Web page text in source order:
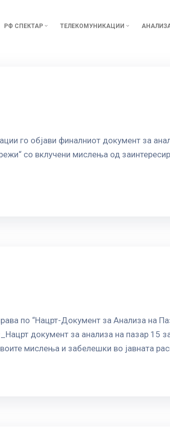
РФ СПЕКТАР ТЕЛЕКОМУНИКАЦИИ
го објави финалниот документ за
со вклучени мислења од
по “Нацрт-Документ за Анализа на
документ за анализа на пазар 15
мислења и забелешки во јавната